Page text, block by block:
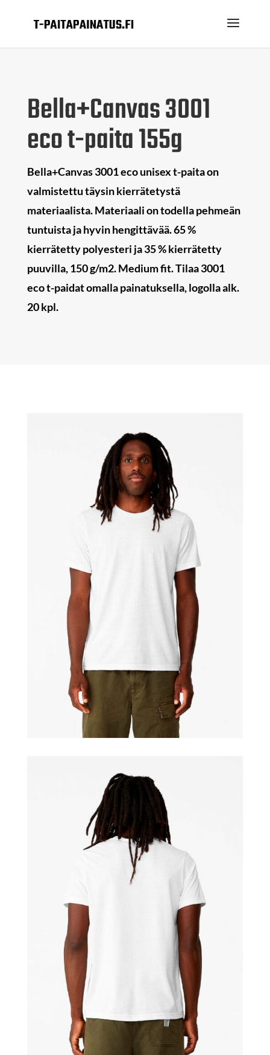
Bella+Canvas 3001
eco t-paita 155g
Bella+Canvas 3001 eco unisex t-paita on
valmistettu täysin kierrätetystä
materiaalista. Materiaali on todella pehmeän
tuntuista ja hyvin hengittävää. 65 %
kierrätetty polyesteri ja 35 % kierrätetty
puuvilla, 150 g/m2. Medium fit. Tilaa 3001
eco t-paidat omalla painatuksella, logolla alk.
20 kpl.